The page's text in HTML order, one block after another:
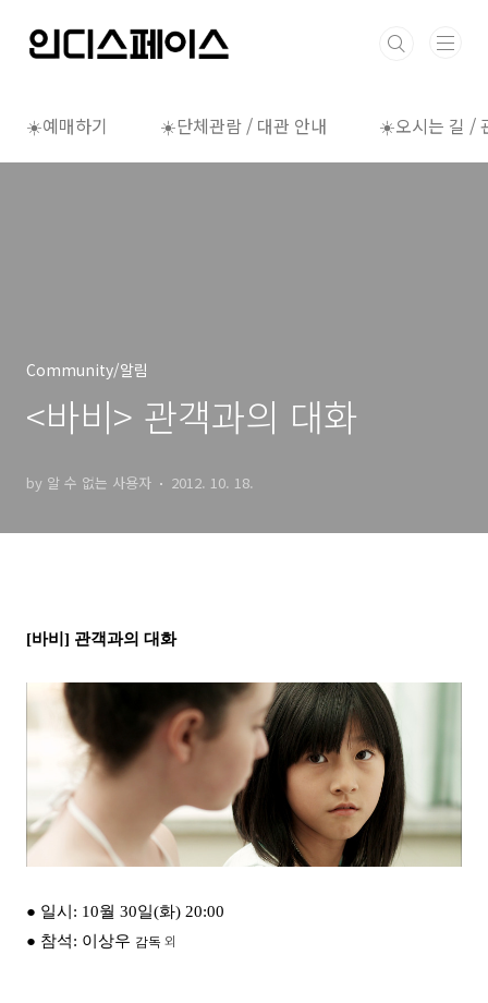
☀️예매하기 ☀️단체관람 / 대관 안내 ☀️오시는 길 /
Community/알림
<바비> 관객과의 대화
by 알 수 없는 사용자 2012. 10. 18.
[바비] 관객과의 대화
● 일시: 10월 30일(화) 20:00
● 참석: 이상우 감독 외